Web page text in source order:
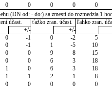
0 0 0 0 0
(DN od: - do:) sa zmestí do rozmedzia 1
účast. ťažko zran. účast. ľahko zran.
+/- +/-
0 -1 0 -2 5
0 -1 1 -5 10
0 0 9 8 15
0 0 6 3 18
1 0 6 3 18
1 1 2 1 8
0 0 0 0 0